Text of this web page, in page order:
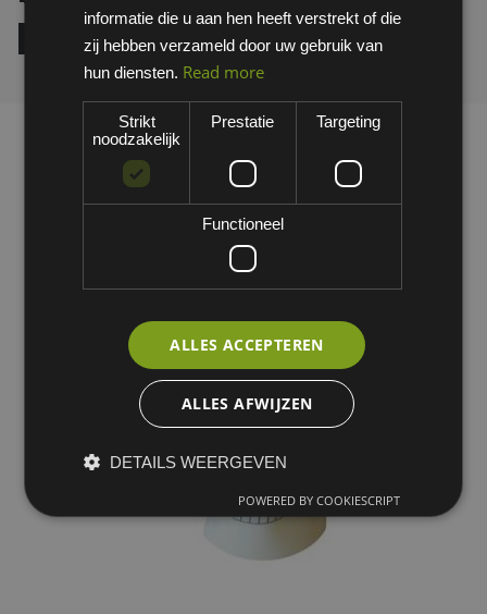
handschoen
informatie die u aan hen heeft verstrekt of die
zij hebben verzameld door uw gebruik van
hun diensten. Read more
Strikt
noodzakelijk
Prestatie Targeting
Functioneel
ALLES ACCEPTEREN
ALLES AFWIJZEN
DETAILS WEERGEVEN
POWERED BY COOKIESCRIPT